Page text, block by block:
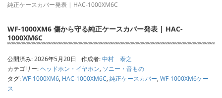
純正ケースカバー発表 | HAC-1000XM6C
WF-1000XM6 傷から守る純正ケースカバー発表 | HAC-
1000XM6C
公開済み: 2026年5月20日 作成者:中村 泰之
カテゴリー:ヘッドホン・イヤホン, ソニー・音もの
タグ:WF-1000XM6, HAC-1000XM6C, 純正ケースカバー, WF-1000XM6ケー
ス